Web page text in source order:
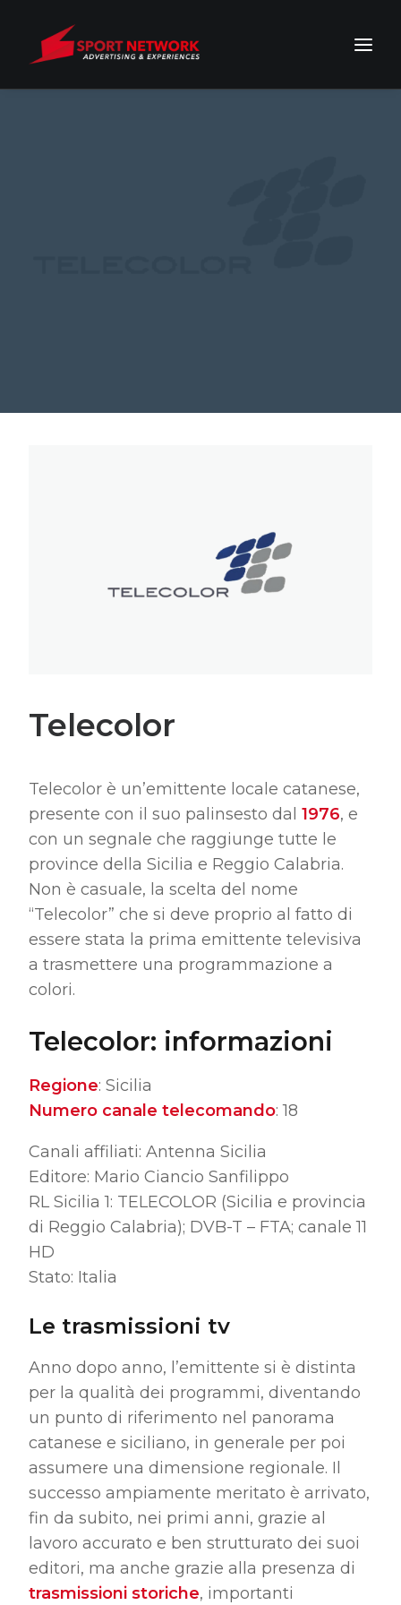
Telecolor
Telecolor è un’emittente locale catanese,
presente con il suo palinsesto dal 1976, e
con un segnale che raggiunge tutte le
province della Sicilia e Reggio Calabria.
Non è casuale, la scelta del nome
“Telecolor” che si deve proprio al fatto di
essere stata la prima emittente televisiva
a trasmettere una programmazione a
colori.
Telecolor: informazioni
Regione: Sicilia
Numero canale telecomando: 18
Canali affiliati: Antenna Sicilia
Editore: Mario Ciancio Sanfilippo
RL Sicilia 1: TELECOLOR (Sicilia e provincia
di Reggio Calabria); DVB-T – FTA; canale 11
HD
Stato: Italia
Le trasmissioni tv
Anno dopo anno, l’emittente si è distinta
per la qualità dei programmi, diventando
un punto di riferimento nel panorama
catanese e siciliano, in generale per poi
assumere una dimensione regionale. Il
successo ampiamente meritato è arrivato,
fin da subito, nei primi anni, grazie al
lavoro accurato e ben strutturato dei suoi
editori, ma anche grazie alla presenza di
trasmissioni storiche, importanti